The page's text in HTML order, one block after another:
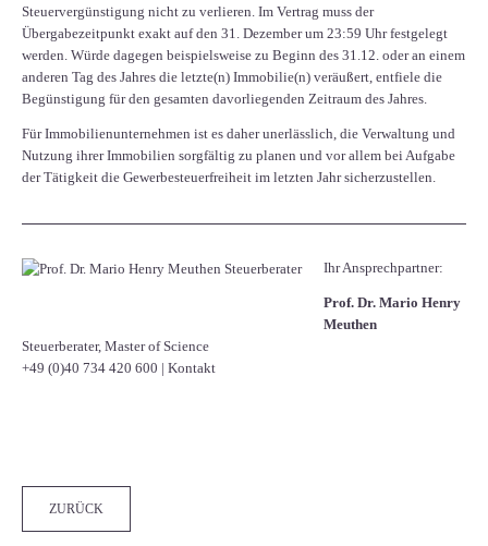
Steuervergünstigung nicht zu verlieren. Im Vertrag muss der
Übergabezeitpunkt exakt auf den 31. Dezember um 23:59 Uhr festgelegt
werden. Würde dagegen beispielsweise zu Beginn des 31.12. oder an einem
anderen Tag des Jahres die letzte(n) Immobilie(n) veräußert, entfiele die
Begünstigung für den gesamten davorliegenden Zeitraum des Jahres.
Für Immobilienunternehmen ist es daher unerlässlich, die Verwaltung und
Nutzung ihrer Immobilien sorgfältig zu planen und vor allem bei Aufgabe
der Tätigkeit die Gewerbesteuerfreiheit im letzten Jahr sicherzustellen.
Ihr Ansprechpartner:
Prof. Dr. Mario Henry
Meuthen
Steuerberater, Master of Science
+49 (0)40 734 420 600 | Kontakt
ZURÜCK